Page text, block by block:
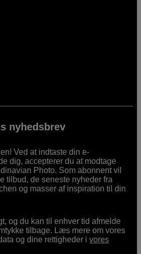
nyhedsbrev
Ved at indtaste din e-
dig, accepterer du at modtage
Photo. Som abonnent vil
tilbud, de seneste nyheder fra
og masser af inspiration til din
og du kan til enhver tid afmelde
tilbage. Læs mere om vores
og dine rettigheder ivores